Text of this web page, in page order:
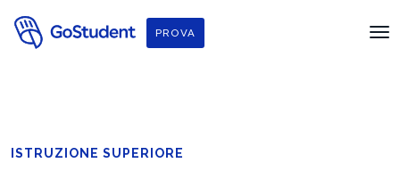
PROVA
ISTRUZIONE SUPERIORE